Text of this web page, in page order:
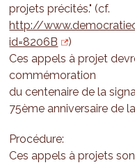
projets précités." (cf.
http://
id=8206B
)
Ces appels à projet
commémoration
du centenaire de la
75ème anniversaire de
Procédure:
Ces appels à projets